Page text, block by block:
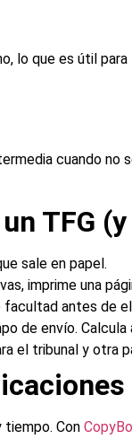
lo que es útil
cuando no
TFG
sale en papel.
imprime una
antes de
de envío. Calcula
el tribunal y otra
tiempo. Con